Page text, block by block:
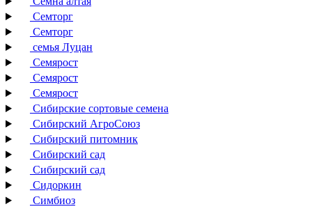
Семторг
Семторг
семья Луцан
Семярост
Семярост
Семярост
Сибирские сортовые семена
Сибирский АгроСоюз
Сибирский питомник
Сибирский сад
Сибирский сад
Сидоркин
Симбиоз